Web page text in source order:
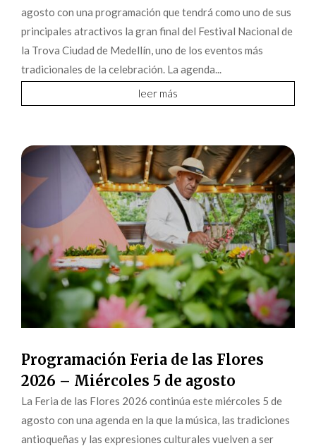
agosto con una programación que tendrá como uno de sus
principales atractivos la gran final del Festival Nacional de
la Trova Ciudad de Medellín, uno de los eventos más
tradicionales de la celebración. La agenda...
leer más
Programación Feria de las Flores
2026 – Miércoles 5 de agosto
La Feria de las Flores 2026 continúa este miércoles 5 de
agosto con una agenda en la que la música, las tradiciones
antioqueñas y las expresiones culturales vuelven a ser